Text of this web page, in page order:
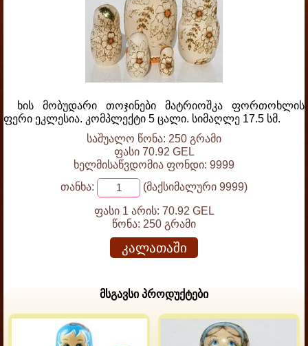
ხის მობუდარი თოჯინები მატრიოშკა ფორთოხლის
ფერი ეკლესია. კომპლექტი 5 ცალი. სიმაღლე 17.5 სმ.
საშუალო წონა: 250 გრამი
ფასი 70.92 GEL
ხელმისაწვდომია ფონდი: 9999
თანხა:
(მაქსიმალური 9999)
ფასი 1 არის: 70.92 GEL
წონა: 250 გრამი
კალათაში
მსგავსი პროდუქტები